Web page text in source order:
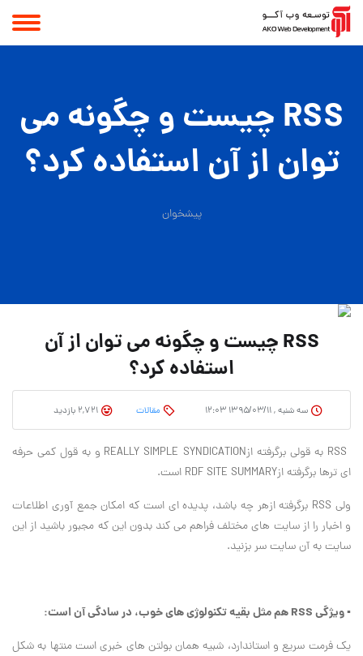
RSS چیست و چگونه می
توان از آن استفاده کرد؟
پیشخوان
RSS چیست و چگونه می توان از آن
استفاده کرد؟
سه شنبه , ۱۳۹۵/۰۳/۱۱ ۱۲:۰۳ مقالات
RSS به قولی برگرفته ازREALLY SIMPLE SYNDICATION و به قول کمی حرفه
ای ترها برگرفته ازRDF SITE SUMMARY است.
ولی RSS برگرفته ازهر چه باشد، پدیده ای است که امکان جمع آوری اطلاعات
و اخبار را از سایت های مختلف فراهم می کند بدون این که مجبور باشید از این
سایت به آن سایت سر بزنید.
▪ ویژگی RSS هم مثل بقیه تکنولوژی های خوب، در سادگی آن است:
یک فرمت سریع و استاندارد، شبیه همان بولتن های خبری است منتها به شکل